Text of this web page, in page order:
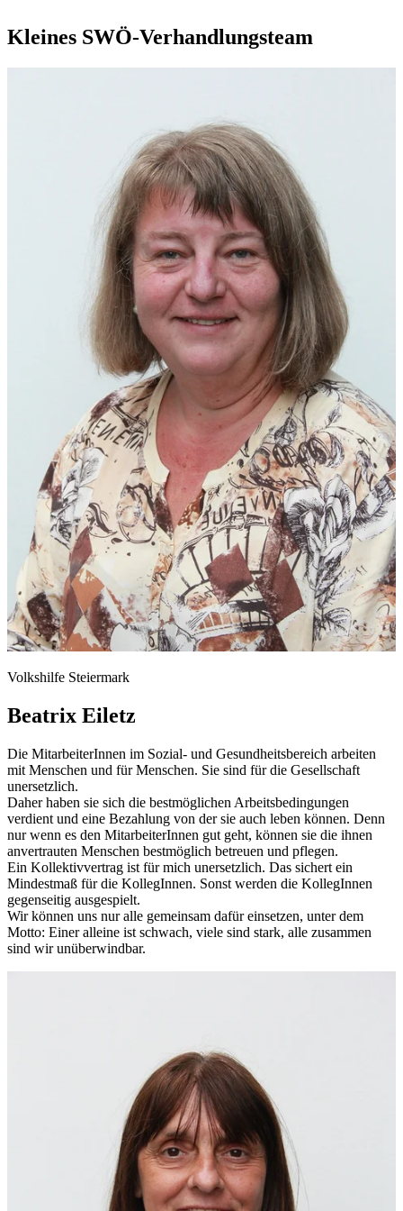
Kleines SWÖ-Verhandlungsteam
Volkshilfe Steiermark
Beatrix Eiletz
Die MitarbeiterInnen im Sozial- und Gesundheitsbereich arbeiten
mit Menschen und für Menschen. Sie sind für die Gesellschaft
unersetzlich.
Daher haben sie sich die bestmöglichen Arbeitsbedingungen
verdient und eine Bezahlung von der sie auch leben können. Denn
nur wenn es den MitarbeiterInnen gut geht, können sie die ihnen
anvertrauten Menschen bestmöglich betreuen und pflegen.
Ein Kollektivvertrag ist für mich unersetzlich. Das sichert ein
Mindestmaß für die KollegInnen. Sonst werden die KollegInnen
gegenseitig ausgespielt.
Wir können uns nur alle gemeinsam dafür einsetzen, unter dem
Motto: Einer alleine ist schwach, viele sind stark, alle zusammen
sind wir unüberwindbar.